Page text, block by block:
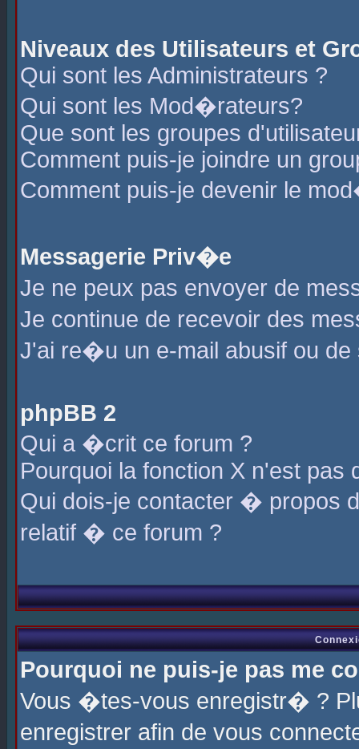
Niveaux des Utilisateurs et
Qui sont les Administrateurs ?
Qui sont les Mod�rateurs?
Que sont les groupes
Comment puis-je joindre un
Comment puis-je devenir le
Messagerie Priv�e
Je ne peux pas envoyer de
Je continue de recevoir des
J'ai re�u un e-mail abusif ou de
phpBB 2
Qui a �crit ce forum ?
Pourquoi la fonction X n'est pas
Qui dois-je contacter � propos
relatif � ce forum ?
Pourquoi ne puis-je pas me
Vous �tes-vous enregistr� ?
enregistrer afin de vous